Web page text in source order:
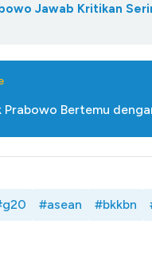
Jawab Kritikan
Prabowo Bertemu
#asean #bkkbn